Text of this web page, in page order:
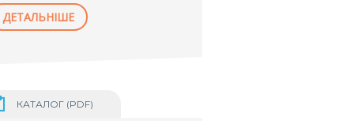
ДЕТАЛЬНІШЕ
КАТАЛОГ (PDF)